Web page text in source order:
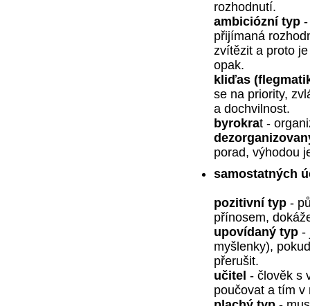
rozhodnutí.
ambiciózní typ
přijímaná
zvítězit a proto
opak.
kliďas
se na priority,
a dochvilnost.
byrokrat -
porad, výhodou
samostatných
pozitivní typ -
přínosem,
upovídaný typ -
myšlenky),
přerušit.
učitel - člověk s
poučovat a tím v